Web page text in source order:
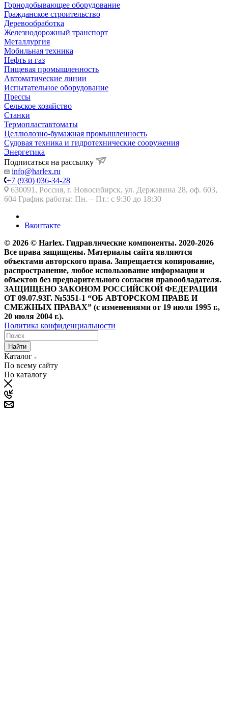
Горнодобывающее оборудование
Гражданское строительство
Деревообработка
Железнодорожный транспорт
Металлургия
Мобильная техника
Нефть и газ
Пищевая промышленность
Автоматические линии
Испытательное оборудование
Прессы
Сельское хозяйство
Станки
Термопластавтоматы
Целлюлозно-бумажная промышленность
Судовая техника и гидротехнические сооружения
Энергетика
Подписаться на рассылку
info@harlex.ru
+7 (930) 036-34-28
630091, Россия, г. Новосибирск, ул. Державина 28, оф. 603,
604 График работы: Пн. – Пт.: с 9:30 до 18:30
Вконтакте
© 2026 © Harlex. Гидравлические компоненты. 2020-2026
Все права защищены. Материалы сайта являются
объектами авторского права. Запрещается копирование,
распространение, любое использование информации и
объектов без предварительного согласия правообладателя.
ЗАЩИЩЕНО ЗАКОНОМ РОССИЙСКОЙ ФЕДЕРАЦИИ
ОТ 09.07.93Г. №5351-1 “ОБ АВТОРСКОМ ПРАВЕ И
СМЕЖНЫХ ПРАВАХ” (с изменениями от 19 июля 1995 г.,
20 июля 2004 г.).
Политика конфиденциальности
Найти
Каталог
По всему сайту
По каталогу